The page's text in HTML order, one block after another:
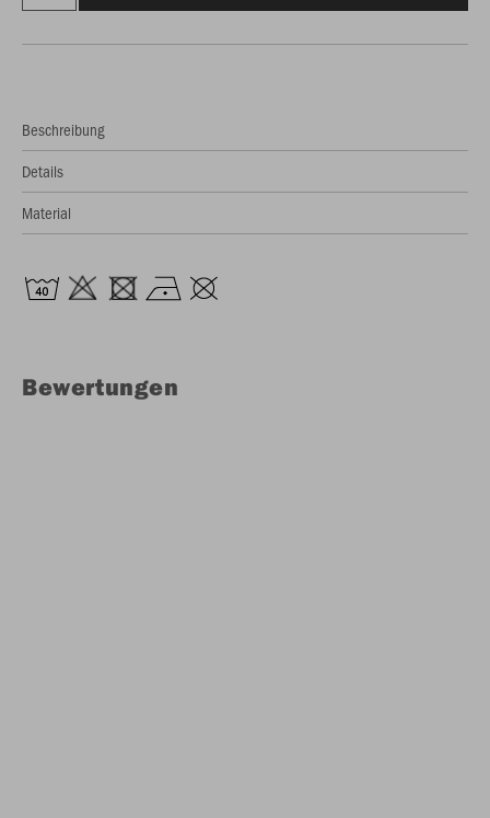
Beschreibung
Details
Material
Bewertungen